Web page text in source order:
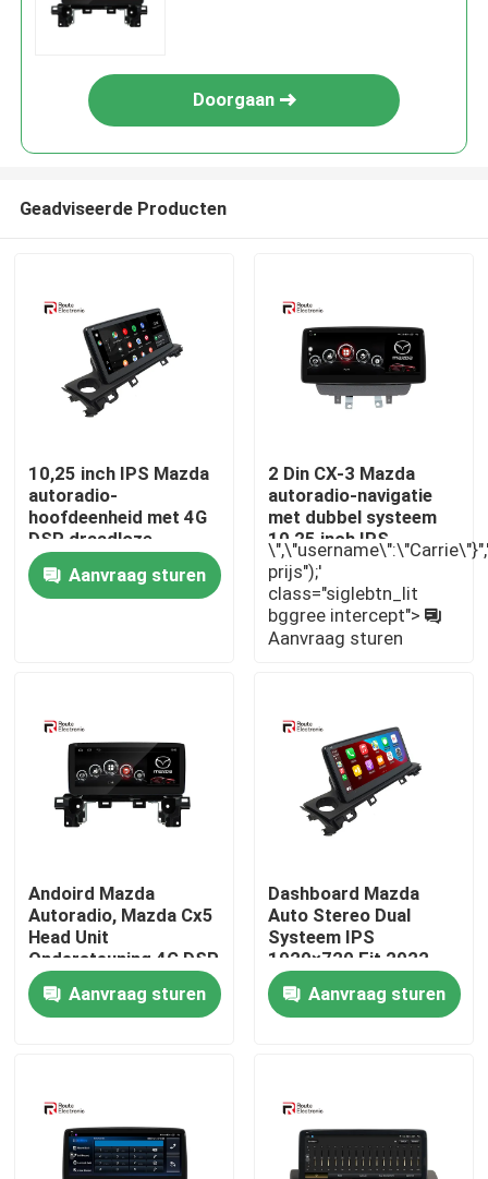
Thuis
Fabrieksreis
Kwaliteitscontrole
Contacteer ons
nieuws
Vraag een offerte aan
Android Autoradio Stereo
Doorgaan
Geadviseerde Producten
10,25 inch IPS Mazda
autoradio-
hoofdeenheid met 4G
DSP draadloze
Carplay
Aanvraag sturen
2 Din CX-3 Mazda
autoradio-navigatie
met dubbel systeem
10,25 inch IPS-
scherm
prijs");'
class="siglebtn_lit
bggree intercept">
Aanvraag sturen
Andoird Mazda
Autoradio, Mazda Cx5
Head Unit
Ondersteuning 4G DSP
360 Panorama
Aanvraag sturen
Dashboard Mazda
Auto Stereo Dual
Systeem IPS
1920×720 Fit 2022
Mazda 6
Aanvraag sturen